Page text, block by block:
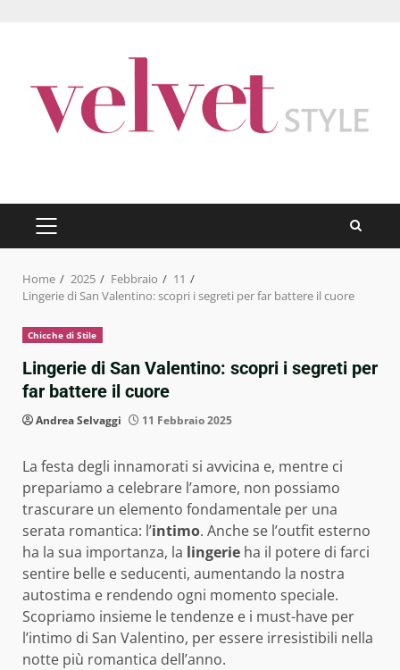
PRIMARY
MENU
Home 2025 Febbraio
11
Lingerie di San Valentino: scopri i segreti per far battere il cuore
Chicche di Stile
Lingerie di San Valentino: scopri i segreti per
far battere il cuore
Andrea Selvaggi 11 Febbraio 2025
La festa degli innamorati si avvicina e, mentre ci
prepariamo a celebrare l’amore, non possiamo
trascurare un elemento fondamentale per una
serata romantica: l’intimo. Anche se l’outfit esterno
ha la sua importanza, la lingerie ha il potere di farci
sentire belle e seducenti, aumentando la nostra
autostima e rendendo ogni momento speciale.
Scopriamo insieme le tendenze e i must-have per
l’intimo di San Valentino, per essere irresistibili nella
notte più romantica dell’anno.